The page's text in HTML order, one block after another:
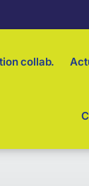
collab.